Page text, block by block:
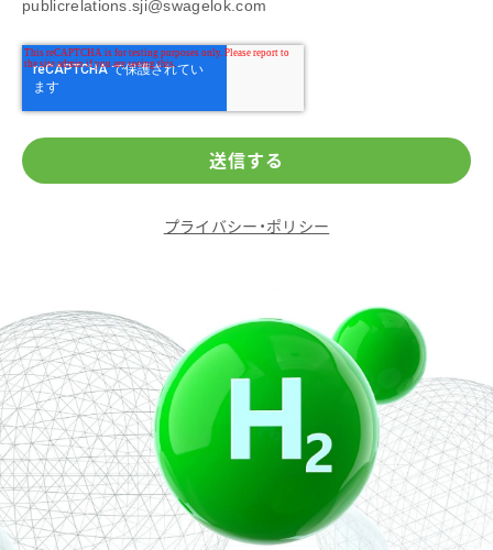
publicrelations.sji@swagelok.com
プライバシー・ポリシー